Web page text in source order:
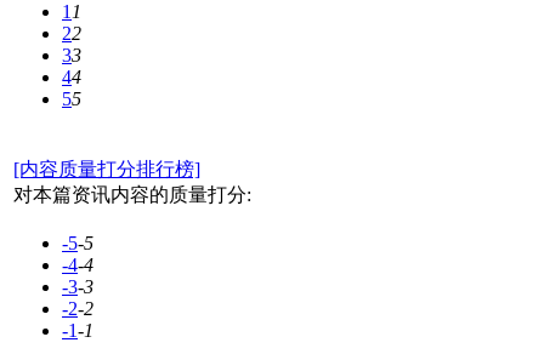
11
22
33
44
55
[内容质量打分排行榜]
对本篇资讯内容的质量打分:
-5-5
-4-4
-3-3
-2-2
-1-1